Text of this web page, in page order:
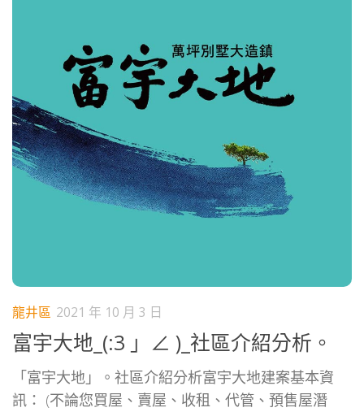
龍井區 2021 年 10 月 3 日
富宇大地_(:3 」∠ )_社區介紹分析。
「富宇大地」。社區介紹分析富宇大地建案基本資
訊： (不論您買屋、賣屋、收租、代管、預售屋潛